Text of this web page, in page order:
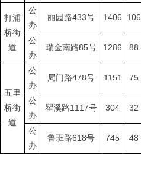
打浦
桥街
道
公
办
丽园路433号 1406 106
公
办
瑞金南路85号 1286 88
五里
桥街
道
公
办
局门路478号 1151 75
公
办
瞿溪路1117号 304 32
公
办
鲁班路618号 745 48